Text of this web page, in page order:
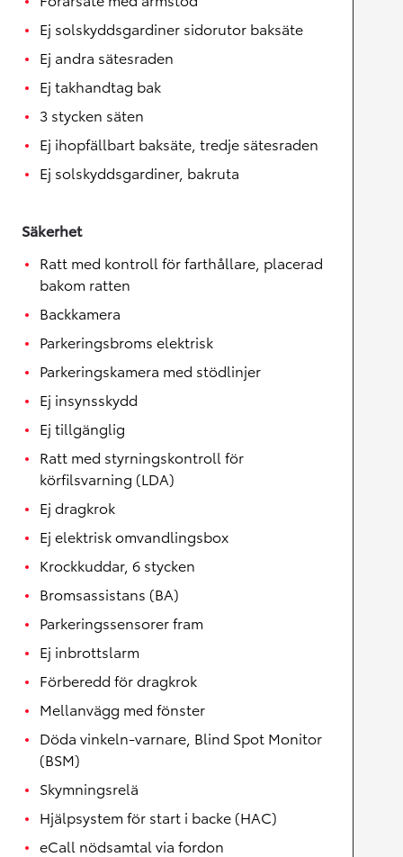
Ej solskyddsgardiner sidorutor baksäte
Ej andra sätesraden
Ej takhandtag bak
3 stycken säten
Ej ihopfällbart baksäte, tredje sätesraden
Ej solskyddsgardiner, bakruta
Säkerhet
Ratt med kontroll för farthållare, placerad
bakom ratten
Backkamera
Parkeringsbroms elektrisk
Parkeringskamera med stödlinjer
Ej insynsskydd
Ej tillgänglig
Ratt med styrningskontroll för
körfilsvarning (LDA)
Ej dragkrok
Ej elektrisk omvandlingsbox
Krockkuddar, 6 stycken
Bromsassistans (BA)
Parkeringssensorer fram
Ej inbrottslarm
Förberedd för dragkrok
Mellanvägg med fönster
Döda vinkeln-varnare, Blind Spot Monitor
(BSM)
Skymningsrelä
Hjälpsystem för start i backe (HAC)
eCall nödsamtal via fordon